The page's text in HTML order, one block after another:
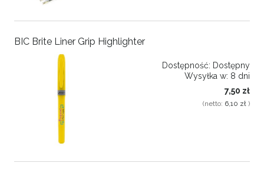
BIC Brite Liner Grip Highlighter
Dostępność: Dostępny
Wysyłka w: 8 dni
7,50 zł
(netto: 6,10 zł )